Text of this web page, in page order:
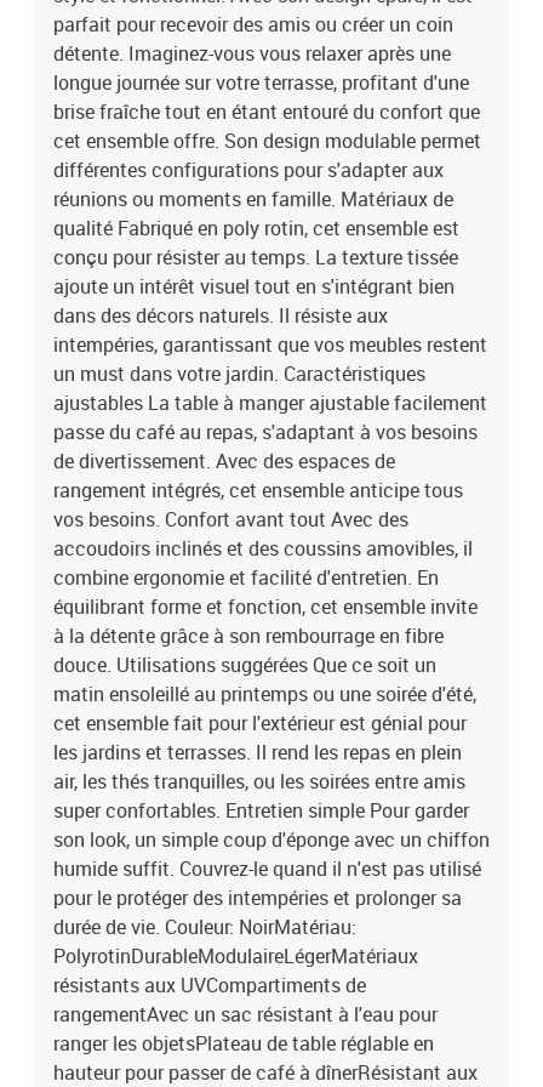
siègeFermeture éclairAssemblage requis: OuiContenant de la
livraison:1 x siège d'angle :62 x 62 x 69 cm (LxWxH)3 x siège
central :62 x 55 x 69 cm (LxWxH)2 x canapé avec accoudoirs :62 x
55 x 69 cm (LxWxH)1 x repose-pieds :55 x 55 x 37 cm (LxWxH)1 x
table :55 x 55 x 37 cm (LxWxH)7 x coussin de siège :55 x 55 cm
(LxW)7 x coussin de dos :55 x 55 cm (LxW)EAN:
8721158950338SKU: 3345447Brand: vidaXL
parfait pour recevoir des amis ou créer un coin
détente. Imaginez-vous vous relaxer après une
longue journée sur votre terrasse, profitant d'une
brise fraîche tout en étant entouré du confort que
cet ensemble offre. Son design modulable permet
différentes configurations pour s'adapter aux
réunions ou moments en famille. Matériaux de
qualité Fabriqué en poly rotin, cet ensemble est
conçu pour résister au temps. La texture tissée
ajoute un intérêt visuel tout en s'intégrant bien
dans des décors naturels. Il résiste aux
intempéries, garantissant que vos meubles restent
un must dans votre jardin. Caractéristiques
ajustables La table à manger ajustable facilement
passe du café au repas, s'adaptant à vos besoins
de divertissement. Avec des espaces de
rangement intégrés, cet ensemble anticipe tous
vos besoins. Confort avant tout Avec des
accoudoirs inclinés et des coussins amovibles, il
combine ergonomie et facilité d'entretien. En
équilibrant forme et fonction, cet ensemble invite
à la détente grâce à son rembourrage en fibre
douce. Utilisations suggérées Que ce soit un
matin ensoleillé au printemps ou une soirée d'été,
cet ensemble fait pour l'extérieur est génial pour
les jardins et terrasses. Il rend les repas en plein
air, les thés tranquilles, ou les soirées entre amis
super confortables. Entretien simple Pour garder
son look, un simple coup d'éponge avec un chiffon
humide suffit. Couvrez-le quand il n'est pas utilisé
pour le protéger des intempéries et prolonger sa
durée de vie. Couleur: NoirMatériau:
PolyrotinDurableModulaireLégerMatériaux
résistants aux UVCompartiments de
rangementAvec un sac résistant à l'eau pour
ranger les objetsPlateau de table réglable en
hauteur pour passer de café à dînerRésistant aux